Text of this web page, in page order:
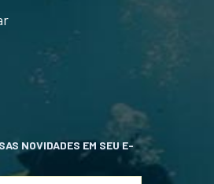
NOVIDADES EM SEU E-